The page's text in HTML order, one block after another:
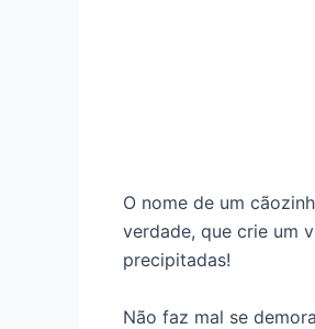
O nome de um
verdade, que crie um
precipitadas!
Não faz mal se